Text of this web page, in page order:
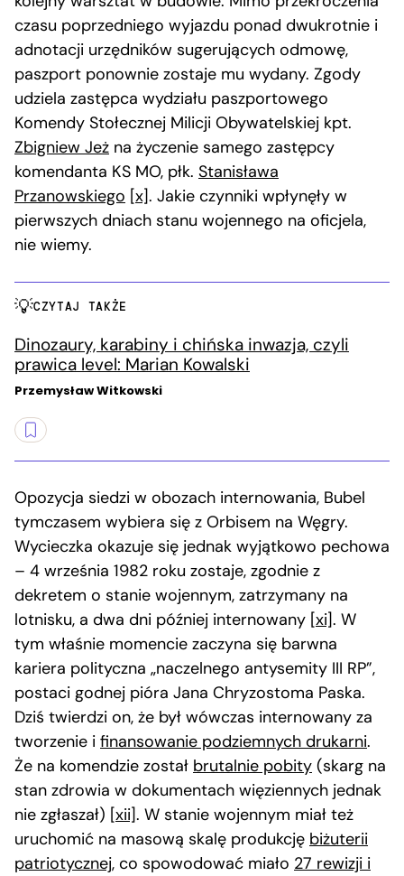
czasu poprzedniego wyjazdu ponad dwukrotnie i
adnotacji urzędników sugerujących odmowę,
paszport ponownie zostaje mu wydany. Zgody
udziela zastępca wydziału paszportowego
Komendy Stołecznej Milicji Obywatelskiej kpt.
Zbigniew Jeż na życzenie samego zastępcy
komendanta KS MO, płk. Stanisława
Przanowskiego [x]. Jakie czynniki wpłynęły w
pierwszych dniach stanu wojennego na oficjela,
nie wiemy.
CZYTAJ TAKŻE
Dinozaury, karabiny i chińska inwazja, czyli
prawica level: Marian Kowalski
Przemysław Witkowski
Opozycja siedzi w obozach internowania, Bubel
tymczasem wybiera się z Orbisem na Węgry.
Wycieczka okazuje się jednak wyjątkowo pechowa
– 4 września 1982 roku zostaje, zgodnie z
dekretem o stanie wojennym, zatrzymany na
lotnisku, a dwa dni później internowany [xi]. W
tym właśnie momencie zaczyna się barwna
kariera polityczna „naczelnego antysemity III RP”,
postaci godnej pióra Jana Chryzostoma Paska.
Dziś twierdzi on, że był wówczas internowany za
tworzenie i finansowanie podziemnych drukarni.
Że na komendzie został brutalnie pobity (skarg na
stan zdrowia w dokumentach więziennych jednak
nie zgłaszał) [xii]. W stanie wojennym miał też
uruchomić na masową skalę produkcję biżuterii
patriotycznej, co spowodować miało 27 rewizji i